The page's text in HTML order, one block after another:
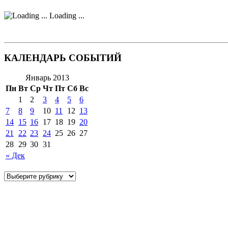
Loading ...
КАЛЕНДАРЬ СОБЫТИЙ
Январь 2013
Пн Вт Ср Чт Пт Сб Вс
« Дек
1 2 3 4 5
6
7
8 9 10 11 12 13
14 15 16 17 18 19 20
21
22 23 24 25 26 27
28 29 30 31